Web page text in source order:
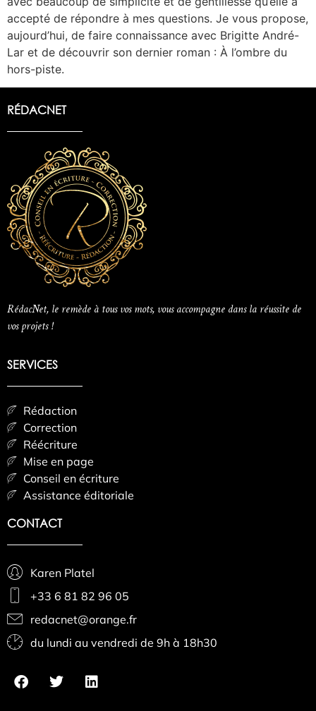
accepté de répondre à mes questions. Je vous propose,
aujourd’hui, de faire connaissance avec Brigitte André-
Lar et de découvrir son dernier roman : À l’ombre du
hors-piste.
RÉDACNET
RédacNet, le remède à tous vos mots, vous accompagne dans la réussite de
vos projets !
SERVICES
Rédaction
Correction
Réécriture
Mise en page
Conseil en écriture
Assistance éditoriale
CONTACT
Karen Platel
+33 6 81 82 96 05
redacnet@orange.fr
du lundi au vendredi de 9h à 18h30